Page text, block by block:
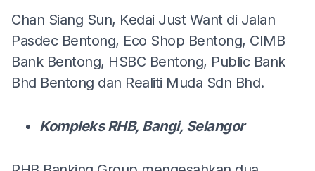
Chan Siang Sun, Kedai Just Want di Jalan
Pasdec Bentong, Eco Shop Bentong, CIMB
Bank Bentong, HSBC Bentong, Public Bank
Bhd Bentong dan Realiti Muda Sdn Bhd.
Kompleks RHB, Bangi, Selangor